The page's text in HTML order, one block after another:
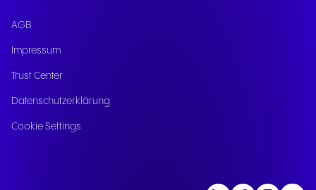
AGB
Impressum
Trust Center
Datenschutzerklärung
Cookie Settings